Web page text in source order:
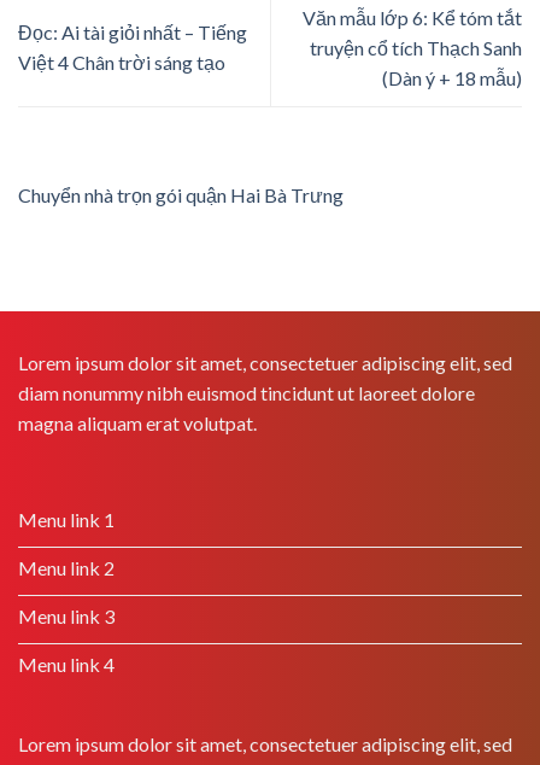
Đọc: Ai tài giỏi nhất – Tiếng
Việt 4 Chân trời sáng tạo
Văn mẫu lớp 6: Kể tóm tắt
truyện cổ tích Thạch Sanh
(Dàn ý + 18 mẫu)
Chuyển nhà trọn gói quận Hai Bà Trưng
Lorem ipsum dolor sit amet, consectetuer adipiscing elit, sed
diam nonummy nibh euismod tincidunt ut laoreet dolore
magna aliquam erat volutpat.
Menu link 1
Menu link 2
Menu link 3
Menu link 4
Lorem ipsum dolor sit amet, consectetuer adipiscing elit, sed